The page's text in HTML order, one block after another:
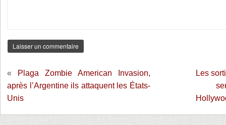
« Plaga Zombie American Invasion,
après l’Argentine ils attaquent les États-
Unis
Les